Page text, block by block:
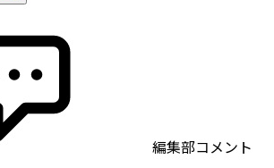
編集部コメント